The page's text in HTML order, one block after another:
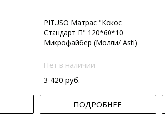
PITUSO Матрас "Кокос
Стандарт П" 120*60*10
Микрофайбер (Молли/ Asti)
Нет в наличии
3 420 руб.
ПОДРОБНЕЕ